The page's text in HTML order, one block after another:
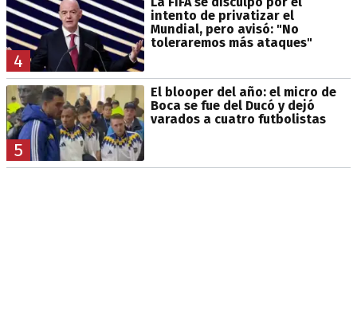
4
intento de privatizar el
Mundial, pero avisó: "No
toleraremos más ataques"
5
El blooper del año: el micro de
Boca se fue del Ducó y dejó
varados a cuatro futbolistas